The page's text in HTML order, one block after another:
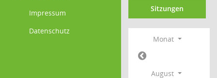
Impressum
Datenschutz
Sitzungen
Monat
August